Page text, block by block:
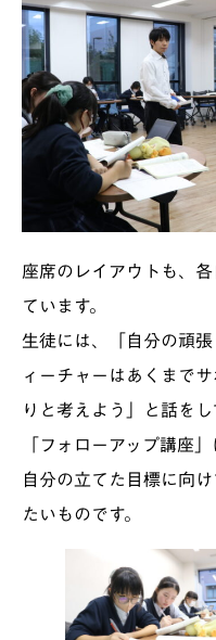
座席のレイアウトも、
ています。
生徒には、「自分の頑
ィーチャーはあくまで
りと考えよう」と話をし
「フォローアップ講座
自分の立てた目標に向
たいものです。